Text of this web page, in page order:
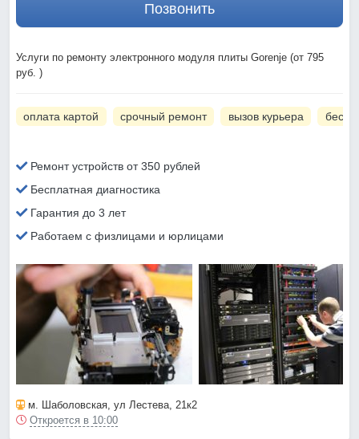
Позвонить
Услуги по ремонту электронного модуля плиты Gorenje (от 795
руб. )
оплата картой срочный ремонт вызов курьера
Ремонт устройств от 350 рублей
Бесплатная диагностика
Гарантия до 3 лет
Работаем с физлицами и юрлицами
м. Шаболовская, ул Лестева, 21к2
Откроется в 10:00